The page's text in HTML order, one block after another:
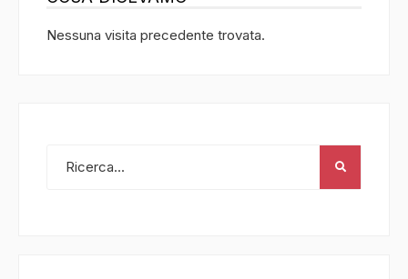
Nessuna visita precedente trovata.